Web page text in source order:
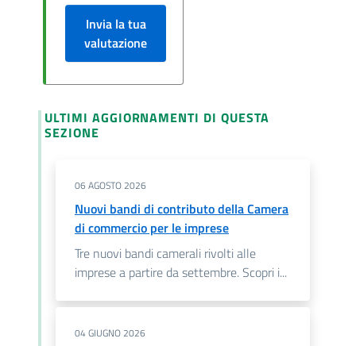
Invia la tua
valutazione
ULTIMI AGGIORNAMENTI DI QUESTA
SEZIONE
06 AGOSTO 2026
Nuovi bandi di contributo della Camera
di commercio per le imprese
Tre nuovi bandi camerali rivolti alle
imprese a partire da settembre. Scopri i...
04 GIUGNO 2026